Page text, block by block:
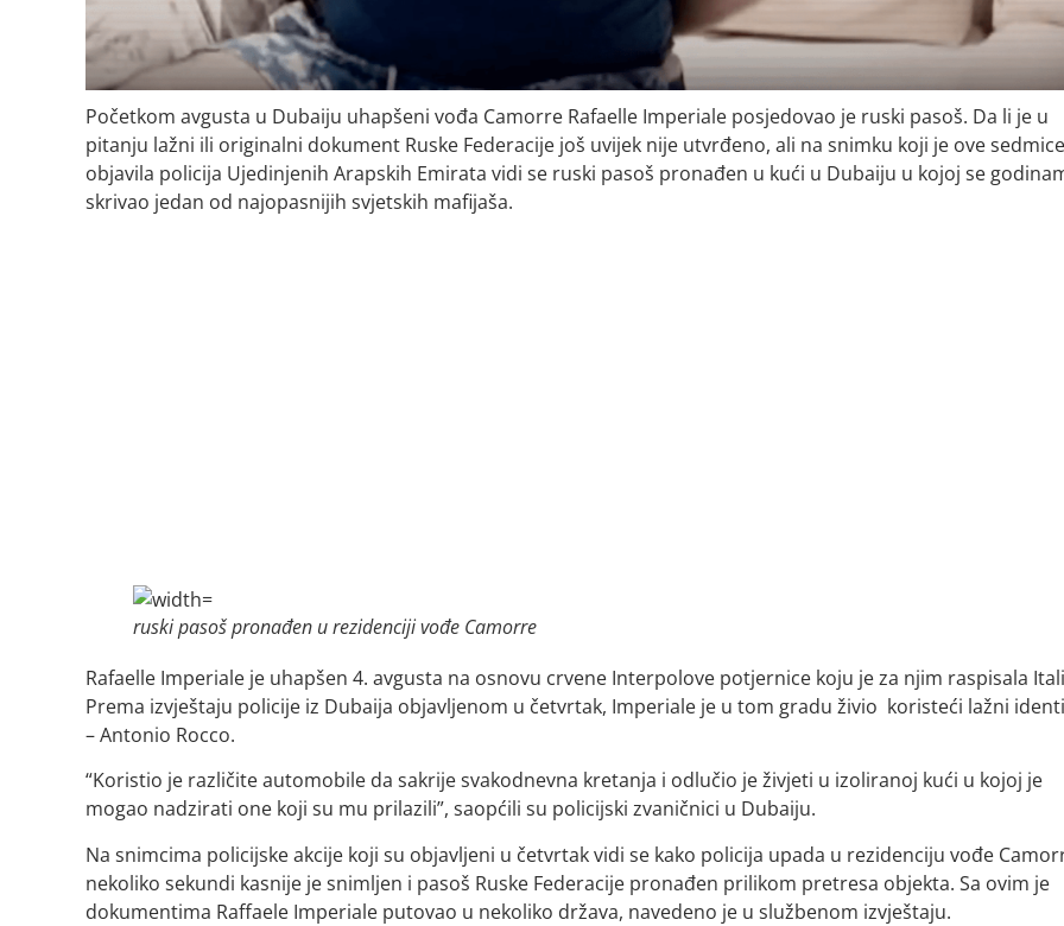
Početkom avgusta u Dubaiju uhapšeni vođa Camorre Rafaelle Imperiale posjedovao je ruski pasoš. Da li je u
pitanju lažni ili originalni dokument Ruske Federacije još uvijek nije utvrđeno, ali na snimku koji je ove sedmice
objavila policija Ujedinjenih Arapskih Emirata vidi se ruski pasoš pronađen u kući u Dubaiju u kojoj se
skrivao jedan od najopasnijih svjetskih mafijaša.
ruski pasoš pronađen u rezidenciji vođe Camorre
Rafaelle Imperiale je uhapšen 4. avgusta na osnovu crvene Interpolove potjernice koju je za njim raspisala
Prema izvještaju policije iz Dubaija objavljenom u četvrtak, Imperiale je u tom gradu živio koristeći lažni
– Antonio Rocco.
“Koristio je različite automobile da sakrije svakodnevna kretanja i odlučio je živjeti u izoliranoj kući u kojoj je
mogao nadzirati one koji su mu prilazili”, saopćili su policijski zvaničnici u Dubaiju.
Na snimcima policijske akcije koji su objavljeni u četvrtak vidi se kako policija upada u rezidenciju vođe
nekoliko sekundi kasnije je snimljen i pasoš Ruske Federacije pronađen prilikom pretresa objekta. Sa ovim je
dokumentima Raffaele Imperiale putovao u nekoliko država, navedeno je u službenom izvještaju.